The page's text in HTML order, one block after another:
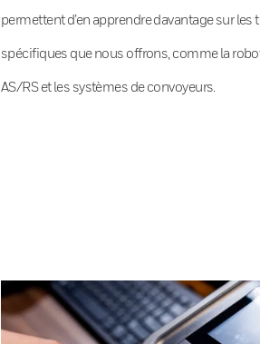
permettent d’en apprendre davantage sur
spécifiques que nous offrons, comme la
AS/RS et les systèmes de convoyeurs.